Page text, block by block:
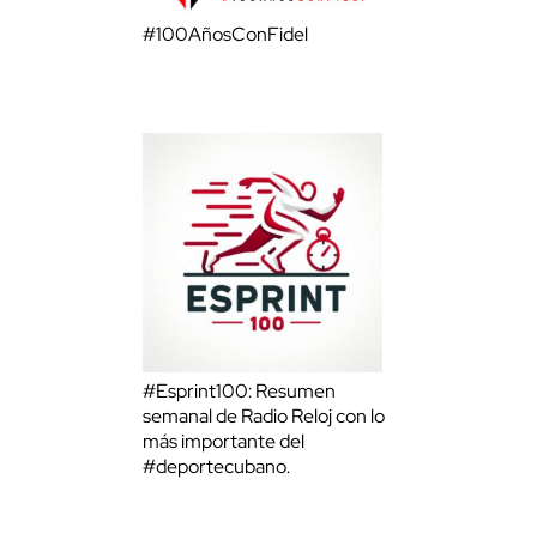
#100AñosConFidel
#Esprint100: Resumen
semanal de Radio Reloj con lo
más importante del
#deportecubano.